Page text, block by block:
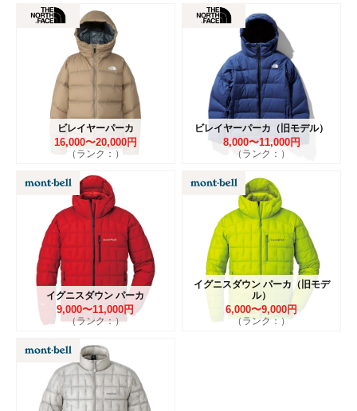
ビレイヤーパーカ
16,000〜20,000円
（ランク：）
ビレイヤーパーカ（旧モデル）
8,000〜11,000円
（ランク：）
イグニスダウン パーカ
9,000〜11,000円
（ランク：）
イグニスダウン パーカ（旧モデ
ル）
6,000〜9,000円
（ランク：）